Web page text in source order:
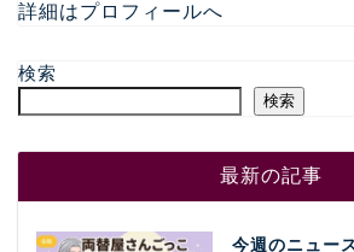
詳細はプロフィールへ
検索
検索
最新の記事
今週のニュー